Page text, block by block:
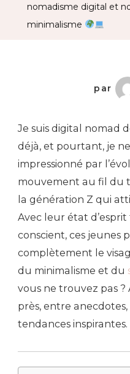
nomadisme digital et
minimalisme
par
Je suis digital nomad
déjà, et pourtant, je ne
impressionné par
mouvement au fil du
la génération Z qui
Avec leur état
conscient, ces jeunes
complètement le
du minimalisme et du
vous ne trouvez pas ?
près, entre
tendances inspirantes.